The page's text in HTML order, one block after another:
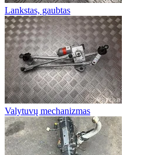
Lankstas, gaubtas
Valytuvų mechanizmas